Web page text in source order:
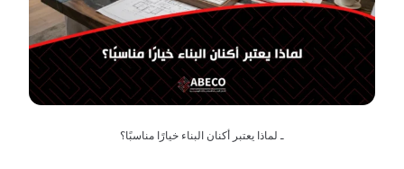
ـ لماذا يعتبر أكنان البناء خيارًا مناسبًا؟